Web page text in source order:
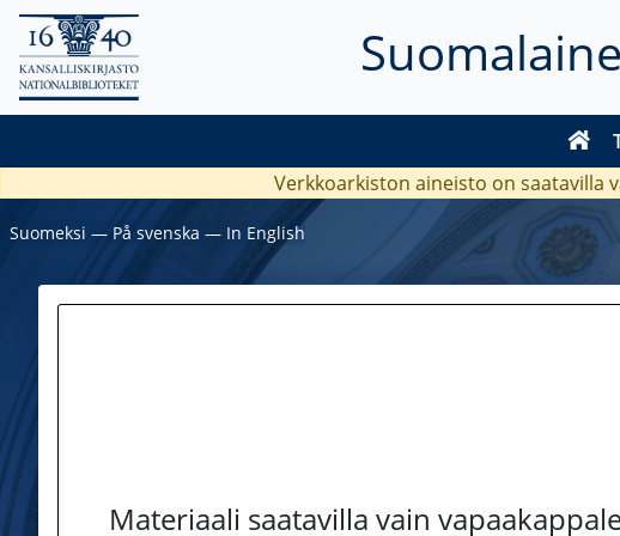
Verkkoarkiston aineisto on saatavilla
Suomeksi ― På svenska ― In English
Materiaali saatavilla vain